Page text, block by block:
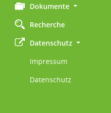
Dokumente
Recherche
Datenschutz
Impressum
Datenschutz